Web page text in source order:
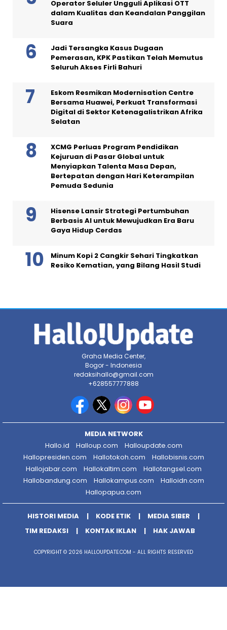
Operator Seluler Ungguli Aplikasi OTT
dalam Kualitas dan Keandalan Panggilan
Suara
Jadi Tersangka Kasus Dugaan
Pemerasan, KPK Pastikan Telah Memutus
Seluruh Akses Firli Bahuri
Eskom Resmikan Modernisation Centre
Bersama Huawei, Perkuat Transformasi
Digital di Sektor Ketenagalistrikan Afrika
Selatan
XCMG Perluas Program Pendidikan
Kejuruan di Pasar Global untuk
Menyiapkan Talenta Masa Depan,
Bertepatan dengan Hari Keterampilan
Pemuda Sedunia
Hisense Lansir Strategi Pertumbuhan
Berbasis AI untuk Mewujudkan Era Baru
Gaya Hidup Cerdas
Minum Kopi 2 Cangkir Sehari Tingkatkan
Resiko Kematian, yang Bilang Hasil Studi
Graha Media Center,
Bogor - Indonesia
redaksihallo@gmail.com
+628557777888
MEDIA NETWORK
Hallo.id
Halloup.com
Halloupdate.com
Hallopresiden.com
Hallotokoh.com
Hallobisnis.com
Hallojabar.com
Hallokaltim.com
Hallotangsel.com
Hallobandung.com
Hallokampus.com
Halloidn.com
Hallopapua.com
HISTORI MEDIA KODE ETIK
MEDIA SIBER
TIM REDAKSI
KONTAK IKLAN HAK JAWAB
COPYRIGHT © 2026 HALLOUPDATE.COM - ALL RIGHTS RESERVED